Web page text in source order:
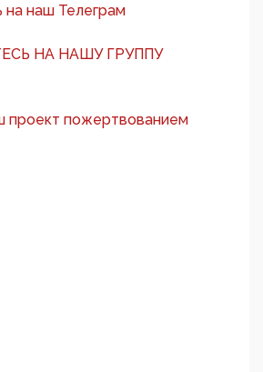
на наш Телеграм
НА НАШУ ГРУППУ
проект пожертвованием